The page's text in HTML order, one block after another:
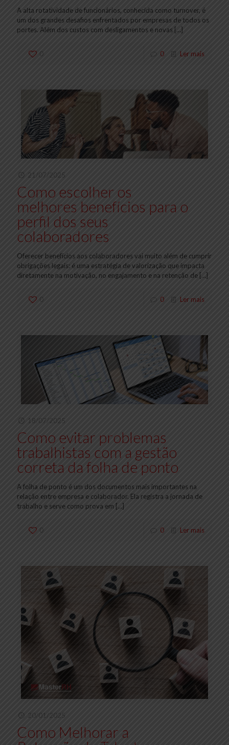
A alta rotatividade de funcionários, conhecida como turnover, é
um dos grandes desafios enfrentados por empresas de todos os
portes. Além dos custos com desligamentos e novas […]
0 0 Ler mais
21/07/2025
Como escolher os
melhores benefícios para o
perfil dos seus
colaboradores
Oferecer benefícios aos colaboradores vai muito além de cumprir
obrigações legais: é uma estratégia de valorização que impacta
diretamente na motivação, no engajamento e na retenção de […]
0 0 Ler mais
18/07/2025
Como evitar problemas
trabalhistas com a gestão
correta da folha de ponto
A folha de ponto é um dos documentos mais importantes na
relação entre empresa e colaborador. Ela registra a jornada de
trabalho e serve como prova em […]
0 0 Ler mais
20/01/2025
Como Melhorar a